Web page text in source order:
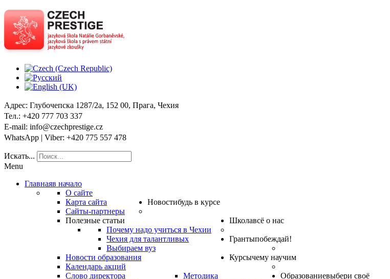
Адрес: Глубочепска 1287/2a, 152 00, Прага, Чехия
Тел.: +420 777 703 337
E-mail: info@czechprestige.cz
WhatsApp | Viber: +420 775 557 478
Искать...
Menu
Главнаяв начало
О сайте
Карта сайта
Сайты-партнеры
Новостибудь в курсе
Полезные статьи
Почему надо учиться в Чехии
Чехия для талантливых
Выбираем вуз
Новости образования
Календарь акций
Школавсё о нас
Слово директора
Методика
Грантыпобеждай!
Курсычему научим
Образованиевыбери своё